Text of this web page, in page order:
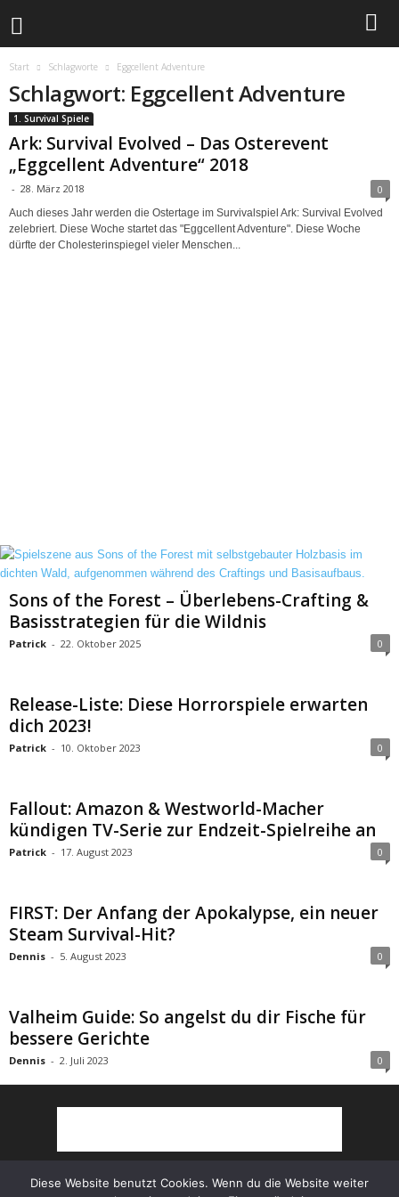
Start Schlagworte Eggcellent Adventure
Schlagwort: Eggcellent Adventure
1. Survival Spiele
Ark: Survival Evolved – Das Osterevent
„Eggcellent Adventure“ 2018
- 28. März 2018 0
Auch dieses Jahr werden die Ostertage im Survivalspiel Ark: Survival Evolved
zelebriert. Diese Woche startet das "Eggcellent Adventure". Diese Woche
dürfte der Cholesterinspiegel vieler Menschen...
Sons of the Forest – Überlebens-Crafting &
Basisstrategien für die Wildnis
Patrick - 22. Oktober 2025 0
Release-Liste: Diese Horrorspiele erwarten
dich 2023!
Patrick - 10. Oktober 2023 0
Fallout: Amazon & Westworld-Macher
kündigen TV-Serie zur Endzeit-Spielreihe an
Patrick - 17. August 2023 0
FIRST: Der Anfang der Apokalypse, ein neuer
Steam Survival-Hit?
Dennis - 5. August 2023 0
Valheim Guide: So angelst du dir Fische für
bessere Gerichte
Dennis - 2. Juli 2023 0
Diese Website benutzt Cookies. Wenn du die Website weiter